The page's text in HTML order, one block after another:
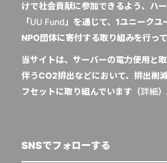
けで社会貢献に参加できるよう、ハ
「UU Fund」を通じて、1ユニークユ
NPO団体に寄付する取り組みを行って
当サイトは、サーバーの電力使用と
伴うCO2排出などにおいて、排出削
フセットに取り組んでいます（詳細）
SNSでフォローする